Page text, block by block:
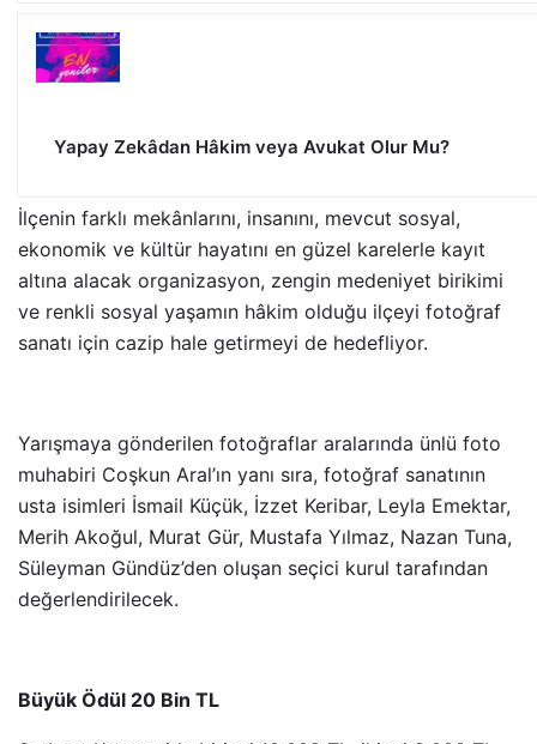
Yapay Zekâdan Hâkim veya Avukat Olur Mu?
İlçenin farklı mekânlarını, insanını, mevcut sosyal,
ekonomik ve kültür hayatını en güzel karelerle kayıt
altına alacak organizasyon, zengin medeniyet birikimi
ve renkli sosyal yaşamın hâkim olduğu ilçeyi fotoğraf
sanatı için cazip hale getirmeyi de hedefliyor.
Yarışmaya gönderilen fotoğraflar aralarında ünlü foto
muhabiri Coşkun Aral’ın yanı sıra, fotoğraf sanatının
usta isimleri İsmail Küçük, İzzet Keribar, Leyla Emektar,
Merih Akoğul, Murat Gür, Mustafa Yılmaz, Nazan Tuna,
Süleyman Gündüz’den oluşan seçici kurul tarafından
değerlendirilecek.
Büyük Ödül 20 Bin TL